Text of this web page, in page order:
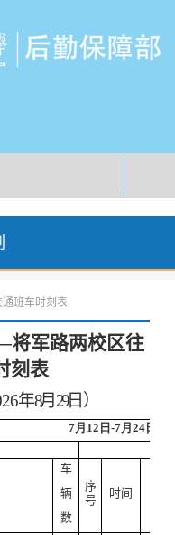
班车时刻表
将军路两校区往
刻表
年8月 29日）
7月 12 日 -7月 24 日
车
辆
数
序
号
时间